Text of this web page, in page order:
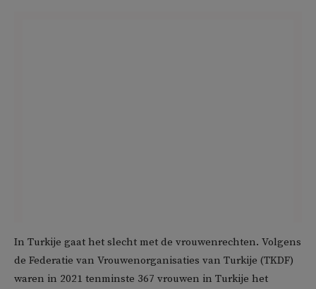
In Turkije gaat het slecht met de vrouwenrechten. Volgens
de Federatie van Vrouwenorganisaties van Turkije (TKDF)
waren in 2021 tenminste 367 vrouwen in Turkije het